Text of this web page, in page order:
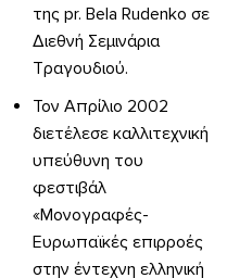
της pr. Bela Rudenko σε
Διεθνή Σεμινάρια
Τραγουδιού.
Τον Απρίλιο 2002
διετέλεσε καλλιτεχνική
υπεύθυνη του
φεστιβάλ
«Μονογραφές-
Ευρωπαϊκές επιρροές
στην έντεχνη ελληνική